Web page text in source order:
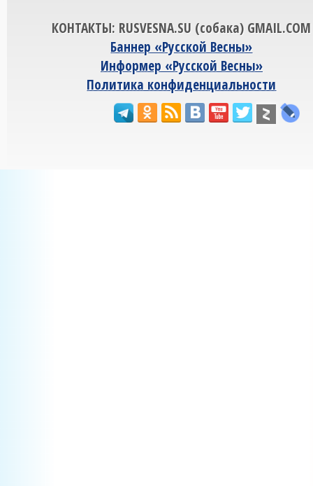
КОНТАКТЫ: RUSVESNA.SU (собака) GMAIL.COM
Баннер «Русской Весны»
Информер «Русской Весны»
Политика конфиденциальности